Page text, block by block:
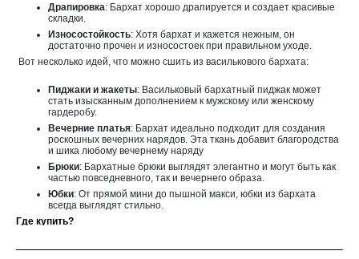
Драпировка: Бархат хорошо драпируется и создает красивые
складки.
Износостойкость: Хотя бархат и кажется нежным, он
достаточно прочен и износостоек при правильном уходе.
Вот несколько идей, что можно сшить из василькового бархата:
Пиджаки и жакеты: Васильковый бархатный пиджак может
стать изысканным дополнением к мужскому или женскому
гардеробу.
Вечерние платья: Бархат идеально подходит для создания
роскошных вечерних нарядов. Эта ткань добавит благородства
и шика любому вечернему наряду
Брюки: Бархатные брюки выглядят элегантно и могут быть как
частью повседневного, так и вечернего образа.
Юбки: От прямой мини до пышной макси, юбки из бархата
всегда выглядят стильно.
Где купить?
ткань по оптовой цене от 6 метров. Мы осуществляем доставку по